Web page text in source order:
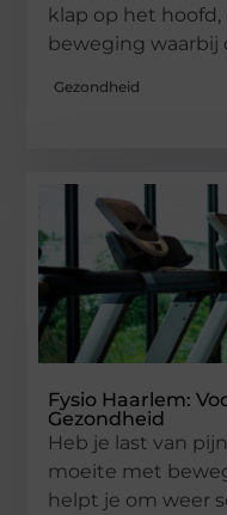
klap op het
beweging waarbij
Gezondheid
Fysio Haarlem:
Gezondheid
Heb je last van
moeite met
helpt je om weer